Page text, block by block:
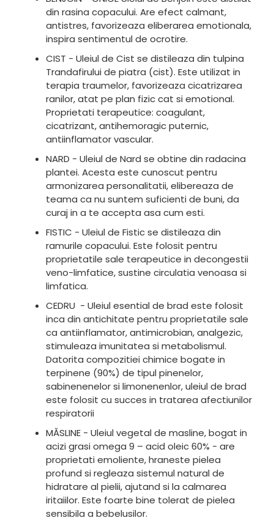
din rasina copacului. Are efect calmant,
antistres, favorizeaza eliberarea emotionala,
inspira sentimentul de ocrotire.
CIST - Uleiul de Cist se distileaza din tulpina
Trandafirului de piatra (cist). Este utilizat in
terapia traumelor, favorizeaza cicatrizarea
ranilor, atat pe plan fizic cat si emotional.
Proprietati terapeutice: coagulant,
cicatrizant, antihemoragic puternic,
antiinflamator vascular.
NARD - Uleiul de Nard se obtine din radacina
plantei. Acesta este cunoscut pentru
armonizarea personalitatii, elibereaza de
teama ca nu suntem suficienti de buni, da
curaj in a te accepta asa cum esti.
FISTIC - Uleiul de Fistic se distileaza din
ramurile copacului. Este folosit pentru
proprietatile sale terapeutice in decongestii
veno-limfatice, sustine circulatia venoasa si
limfatica.
CEDRU - Uleiul esential de brad este folosit
inca din antichitate pentru proprietatile sale
ca antiinflamator, antimicrobian, analgezic,
stimuleaza imunitatea si metabolismul.
Datorita compozitiei chimice bogate in
terpinene (90%) de tipul pinenelor,
sabinenenelor si limonenenlor, uleiul de brad
este folosit cu succes in tratarea afectiunilor
respiratorii
MĂSLINE - Uleiul vegetal de masline, bogat in
acizi grasi omega 9 – acid oleic 60% - are
proprietati emoliente, hraneste pielea
profund si regleaza sistemul natural de
hidratare al pielii, ajutand si la calmarea
iritaiilor. Este foarte bine tolerat de pielea
sensibila a bebelusilor.